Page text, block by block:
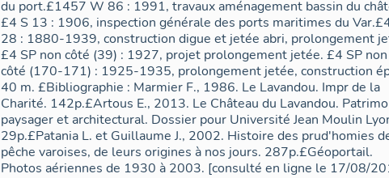
du port.£1457 W 86 : 1991, travaux aménagement bassin du
£4 S 13 : 1906, inspection générale des ports maritimes du
28 : 1880-1939, construction digue et jetée abri, prolongement
£4 SP non côté (39) : 1927, projet prolongement jetée. £4 SP non
côté (170-171) : 1925-1935, prolongement jetée, construction
40 m. £Bibliographie : Marmier F., 1986. Le Lavandou. Impr de la
Charité. 142p.£Artous E., 2013. Le Château du Lavandou.
paysager et architectural. Dossier pour Université Jean Moulin
29p.£Patania L. et Guillaume J., 2002. Histoire des prud'homies
pêche varoises, de leurs origines à nos jours. 287p.£Géoportail.
Photos aériennes de 1930 à 2003. [consulté en ligne le 17/08/